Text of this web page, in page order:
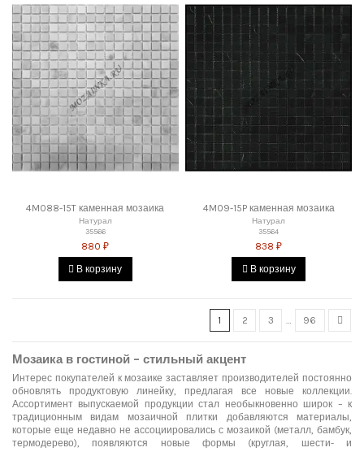
4M088-15T каменная мозаика
Натурал
35566
880 ₽
В корзину
4M09-15P каменная мозаика
Натурал
35564
838 ₽
В корзину
1 2 3 96
Мозаика в гостиной – стильный акцент
Интерес покупателей к мозаике заставляет производителей постоянно
обновлять продуктовую линейку, предлагая все новые коллекции.
Ассортимент выпускаемой продукции стал необыкновенно широк – к
традиционным видам мозаичной плитки добавляются материалы,
которые еще недавно не ассоциировались с мозаикой (металл, бамбук,
термодерево), появляются новые формы (круглая, шести- и